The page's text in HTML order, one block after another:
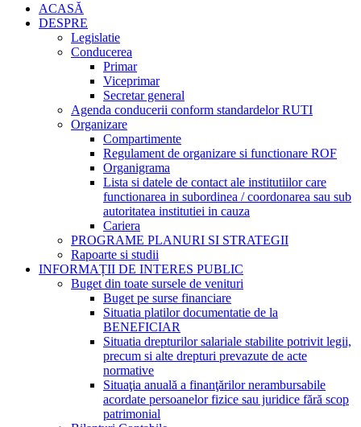
ACASĂ
DESPRE
Legislatie
Conducerea
Primar
Viceprimar
Secretar general
Agenda conducerii conform standardelor RUTI
Organizare
Compartimente
Regulament de organizare si functionare ROF
Organigrama
Lista si datele de contact ale institutiilor care
functionarea in subordinea / coordonarea sau sub
autoritatea institutiei in cauza
Cariera
PROGRAME PLANURI SI STRATEGII
Rapoarte si studii
INFORMAȚII DE INTERES PUBLIC
Buget din toate sursele de venituri
Buget pe surse financiare
Situatia platilor documentatie de la
BENEFICIAR
Situatia drepturilor salariale stabilite potrivit legii,
precum si alte drepturi prevazute de acte
normative
Situaţia anuală a finanţărilor nerambursabile
acordate persoanelor fizice sau juridice fără scop
patrimonial